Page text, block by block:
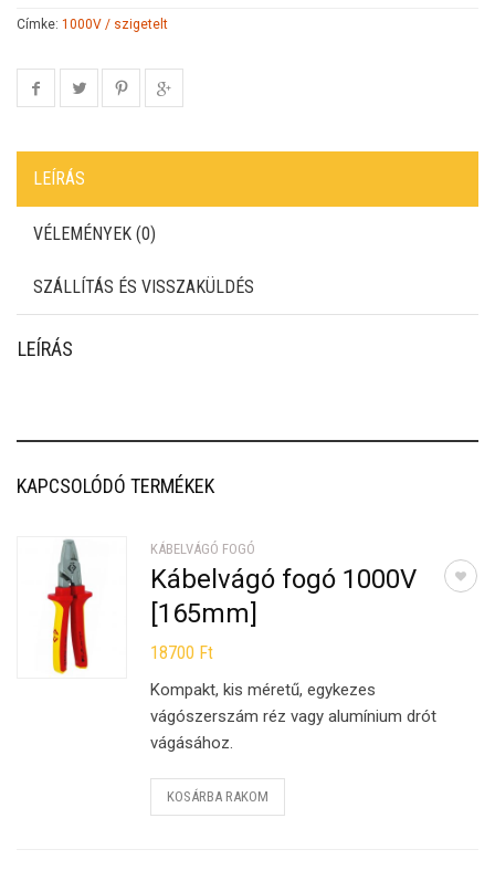
Címke: 1000V / szigetelt
LEÍRÁS
VÉLEMÉNYEK (0)
SZÁLLÍTÁS ÉS VISSZAKÜLDÉS
LEÍRÁS
KAPCSOLÓDÓ TERMÉKEK
KÁBELVÁGÓ FOGÓ
Kábelvágó fogó 1000V
[165mm]
18700 Ft
Kompakt, kis méretű, egykezes
vágószerszám réz vagy alumínium drót
vágásához.
KOSÁRBA RAKOM